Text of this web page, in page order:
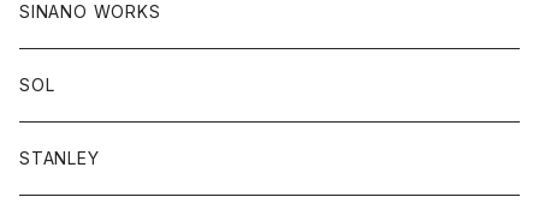
SINANO WORKS
SOL
STANLEY